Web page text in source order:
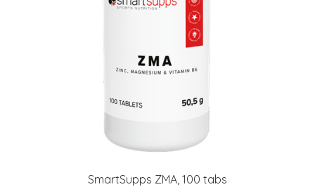
SmartSupps ZMA, 100 tabs